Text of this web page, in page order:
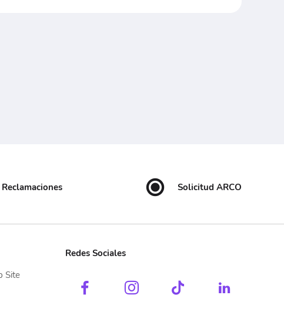
Solicitud ARCO
Site
Redes Sociales